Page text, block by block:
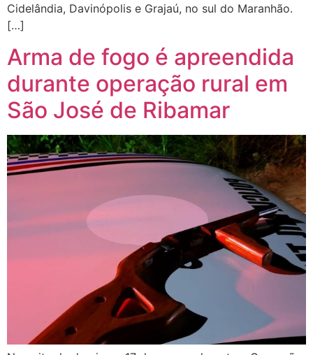
Cidelândia, Davinópolis e Grajaú, no sul do Maranhão.
[…]
Arma de fogo é apreendida
durante operação rural em
São José de Ribamar